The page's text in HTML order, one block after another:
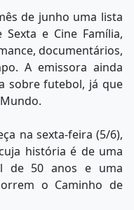
de junho uma lista
e Cine Família,
documentários,
A emissora ainda
sobre futebol, já que
na sexta-feira (5/6),
história é de uma
de 50 anos e uma
o Caminho de